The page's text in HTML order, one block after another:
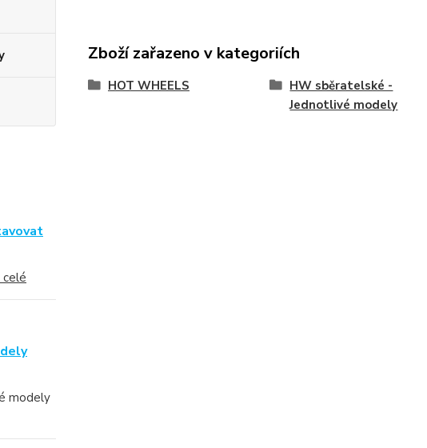
modely
Zboží zařazeno v kategoriích
HOT WHEELS
HW sběratelské -
Jednotlivé modely